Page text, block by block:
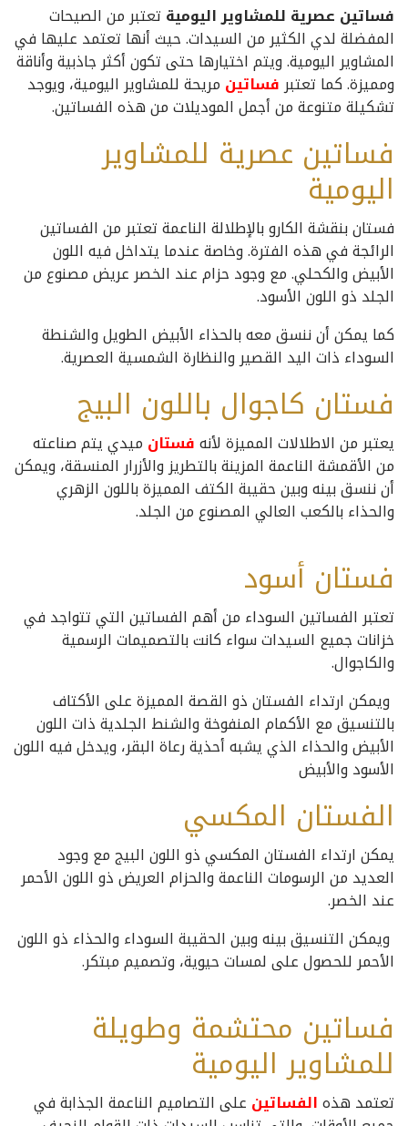
فساتين عصرية للمشاوير اليومية تعتبر من الصيحات
المفضلة لدي الكثير من السيدات. حيث أنها تعتمد عليها في
المشاوير اليومية. ويتم اختيارها حتى تكون أكثر جاذبية وأناقة
ومميزة. كما تعتبرفساتين مريحة للمشاوير اليومية، ويوجد
تشكيلة متنوعة من أجمل الموديلات من هذه الفساتين.
فساتين عصرية للمشاوير
اليومية
فستان بنقشة الكارو بالإطلالة الناعمة تعتبر من الفساتين
الرائجة في هذه الفترة. وخاصة عندما يتداخل فيه اللون
الأبيض والكحلي. مع وجود حزام عند الخصر عريض مصنوع من
الجلد ذو اللون الأسود.
كما يمكن أن ننسق معه بالحذاء الأبيض الطويل والشنطة
السوداء ذات اليد القصير والنظارة الشمسية العصرية.
فستان كاجوال باللون البيج
يعتبر من الاطلالات المميزة لأنهفستان ميدي يتم صناعته
من الأقمشة الناعمة المزينة بالتطريز والأزرار المنسقة، ويمكن
أن ننسق بينه وبين حقيبة الكتف المميزة باللون الزهري
والحذاء بالكعب العالي المصنوع من الجلد.
فستان أسود
تعتبر الفساتين السوداء من أهم الفساتين التي تتواجد في
خزانات جميع السيدات سواء كانت بالتصميمات الرسمية
والكاجوال.
ويمكن ارتداء الفستان ذو القصة المميزة على الأكتاف
بالتنسيق مع الأكمام المنفوخة والشنط الجلدية ذات اللون
الأبيض والحذاء الذي يشبه أحذية رعاة البقر، ويدخل فيه اللون
الأسود والأبيض
الفستان المكسي
يمكن ارتداء الفستان المكسي ذو اللون البيج مع وجود
العديد من الرسومات الناعمة والحزام العريض ذو اللون الأحمر
عند الخصر.
ويمكن التنسيق بينه وبين الحقيبة السوداء والحذاء ذو اللون
الأحمر للحصول على لمسات حيوية، وتصميم مبتكر.
فساتين محتشمة وطويلة
للمشاوير اليومية
تعتمد هذهالفساتين على التصاميم الناعمة الجذابة في